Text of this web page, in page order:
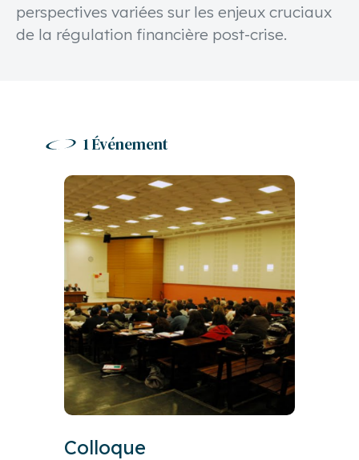
perspectives variées sur les enjeux cruciaux
de la régulation financière post-crise.
1 Événement
Colloque